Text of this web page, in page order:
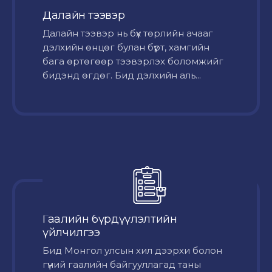
Далайн тээвэр
Далайн тээвэр нь бүх төрлийн ачааг
дэлхийн өнцөг булан бүрт, хамгийн
бага өртөгөөр тээвэрлэх боломжийг
бидэнд өгдөг. Бид дэлхийн аль...
Гаалийн бүрдүүлэлтийн
үйлчилгээ
Бид Монгол улсын хил дээрхи болон
гүний гаалийн байгууллагад таны